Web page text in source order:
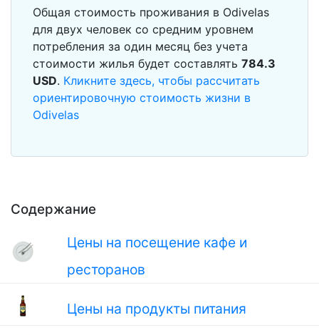
Содержание
Цены на посещение кафе и
ресторанов
Цены на продукты питания
Общая стоимость проживания в Odivelas
для двух человек со средним уровнем
потребления за один месяц без учета
стоимости жилья будет составлять 784.3
USD. Кликните здесь, чтобы рассчитать
ориентировочную стоимость жизни в
Odivelas